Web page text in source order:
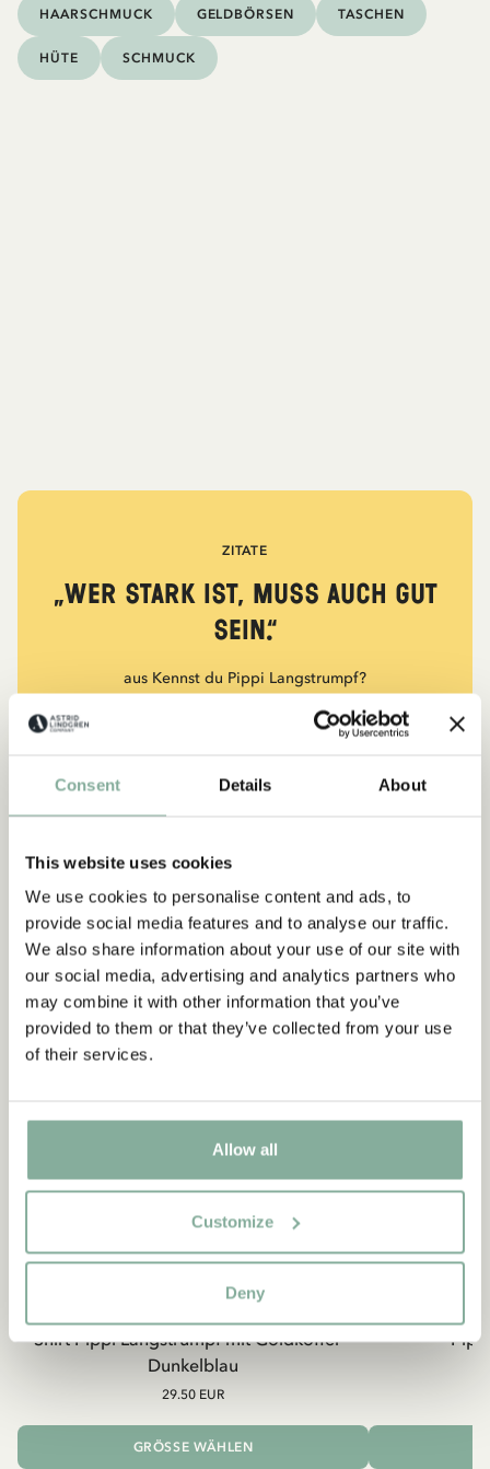
Consent Details About
This website uses cookies
We use cookies to personalise content and ads, to
provide social media features and to analyse our traffic.
We also share information about your use of our site with
our social media, advertising and analytics partners who
may combine it with other information that you’ve
provided to them or that they’ve collected from your use
of their services.
Allow all
Customize
Deny
HAARSCHMUCK GELDBÖRSEN TASCHEN
HÜTE SCHMUCK
ZITATE
„Wer stark ist, muss auch gut
sein.“
aus Kennst du Pippi Langstrumpf?
DIE PIPPI-LANGSTRUMPF-SAMMLUNG
Shirt Pippi Langstrumpf mit Goldkoffer –
Dunkelblau
29.50 EUR
GRÖSSE WÄHLEN